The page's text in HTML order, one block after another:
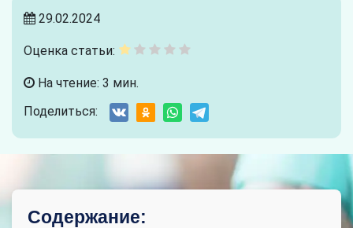
29.02.2024
Оценка статьи:
На чтение: 3 мин.
Поделиться:
Содержание: